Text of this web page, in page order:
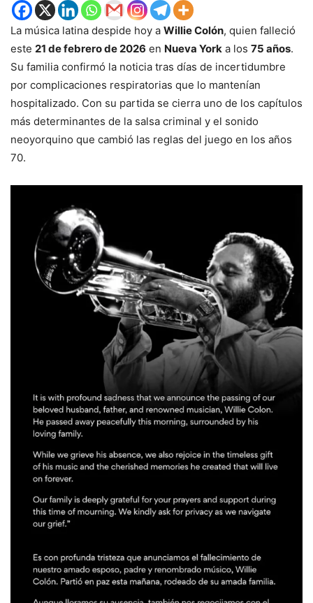
La música latina despide hoy a Willie Colón, quien falleció
este 21 de febrero de 2026 en Nueva York a los 75 años.
Su familia confirmó la noticia tras días de incertidumbre
por complicaciones respiratorias que lo mantenían
hospitalizado. Con su partida se cierra uno de los capítulos
más determinantes de la salsa criminal y el sonido
neoyorquino que cambió las reglas del juego en los años
70.